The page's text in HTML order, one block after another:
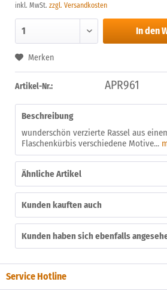
inkl. MwSt. zzgl. Versandkosten
In den
Merken
Artikel-Nr.: APR961
Beschreibung
wunderschön verzierte Rassel aus
Flaschenkürbis verschiedene Motive...
Ähnliche Artikel
Kunden kauften auch
Kunden haben sich ebenfalls
Service Hotline